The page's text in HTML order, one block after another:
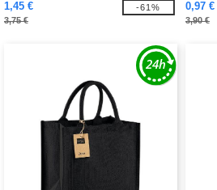
1,45 €
3,75 €
-61%
0,97 €
3,90 €